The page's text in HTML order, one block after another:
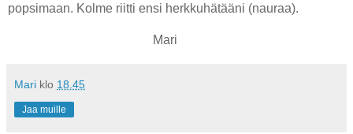
popsimaan. Kolme riitti ensi herkkuhätääni (nauraa).
Mari
Mari klo 18.45
Jaa muille